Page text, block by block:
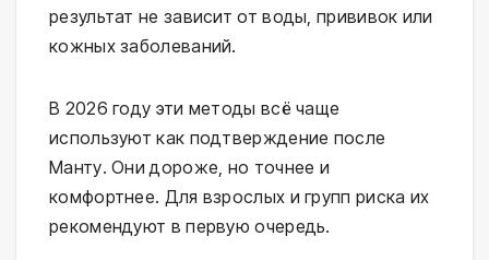
результат не зависит от воды, прививок или
кожных заболеваний.
В 2026 году эти методы всё чаще
используют как подтверждение после
Манту. Они дороже, но точнее и
комфортнее. Для взрослых и групп риска их
рекомендуют в первую очередь.